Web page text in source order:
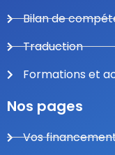
Bilan de
Traduction
Formations et
Nos pages
Vos